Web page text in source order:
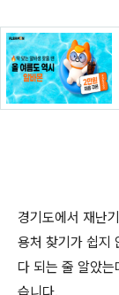
경기도에서 재난
용처 찾기가 쉽지
다 되는 줄 알았